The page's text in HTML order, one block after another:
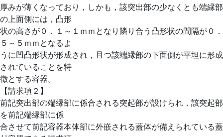
厚みが薄くなっており，しかも，該突出部の少なくとも端縁部
の上面側には，凸形
状の高さが０．１～１ｍｍとなり隣り合う凸形状の間隔が０．
５～５ｍｍとなるよ
うに凹凸形状が形成され，且つ該端縁部の下面側が平坦に形成
されていることを特
徴とする容器。
【請求項２】
前記突出部の端縁部に係合される突起部が設けられ，該突起部
を前記端縁部に係
合させて前記容器本体部に外嵌される蓋体が備えられている蓋